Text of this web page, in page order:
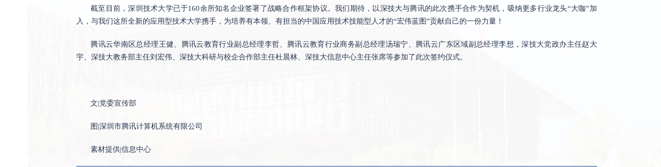
截至目前，深圳技术大学已于160余所知名企业签署了战略合作框架协议。我们期待，以深技大与腾讯的此次携手合作为契机，吸纳更多行业龙头“大咖”加
入，与我们这所全新的应用型技术大学携手，为培养有本领、有担当的中国应用技术技能型人才的“宏伟蓝图”贡献自己的一份力量！
腾讯云华南区总经理王健、腾讯云教育行业副总经理李哲、腾讯云教育行业商务副总经理汤瑞宁、腾讯云广东区域副总经理李想，深技大党政办主任赵大
宇、深技大教务部主任刘宏伟、深技大科研与校企合作部主任杜晨林、深技大信息中心主任张席等参加了此次签约仪式。
文|党委宣传部
图|深圳市腾讯计算机系统有限公司
素材提供|信息中心